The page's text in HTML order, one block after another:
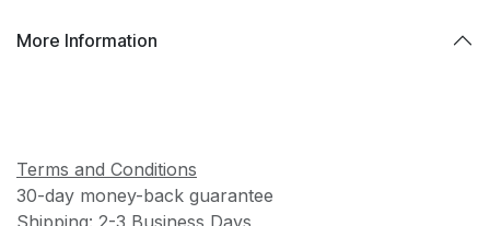
More Information
Terms and Conditions
30-day money-back guarantee